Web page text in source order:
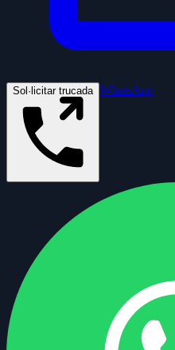
Sol·licitar trucada WhatsApp